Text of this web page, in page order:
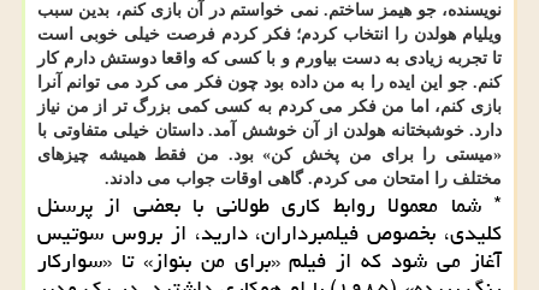
نویسنده، جو هیمز ساختم. نمی خواستم در آن بازی کنم، بدین سبب
ویلیام هولدن را انتخاب کردم؛ فکر کردم فرصت خیلی خوبی است
تا تجربه زیادی به دست بیاورم و با کسی که واقعا دوستش دارم کار
کنم. جو این ایده را به من داده بود چون فکر می کرد می توانم آنرا
بازی کنم، اما من فکر می کردم به کسی کمی بزرگ تر از من نیاز
دارد. خوشبختانه هولدن از آن خوشش آمد. داستان خیلی متفاوتی با
«میستی را برای من پخش کن» بود. من فقط همیشه چیزهای
مختلف را امتحان می کردم. گاهی اوقات جواب می دادند.
* شما معمولا روابط کاری طولانی با بعضی از پرسنل
کلیدی، بخصوص فیلمبرداران، دارید، از بروس سوتیس
آغاز می شود که از فیلم «برای من بنواز» تا «سوارکار